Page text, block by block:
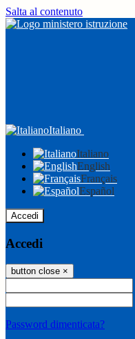
Salta al contenuto
Italiano
Italiano
English
Français
Español
Accedi
Accedi
button close ×
Password dimenticata?